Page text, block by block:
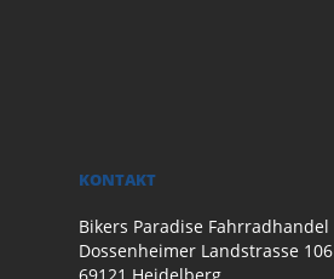
KONTAKT
Bikers Paradise Fahrradhandel
Dossenheimer Landstrasse 106